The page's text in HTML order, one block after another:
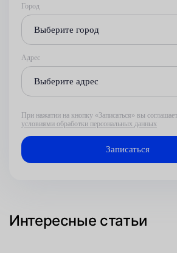
Город
Выберите город
Адрес
Выберите адрес
При нажатии на кнопку «Записаться» вы
условиями обработки персональных данных
Интересные статьи